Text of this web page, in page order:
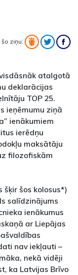
ziņu:
atalgotā
deklarācijas
TOP 25.
ieņēmumu ziņā
ienākumiem
ierēdņu
maksātāju
filozofiskām
šos kolosus*)
salīdzinājums
ienākumus
ar Liepājas
nav iekļauti –
nekā vidēji
ka Latvijas Brīvo